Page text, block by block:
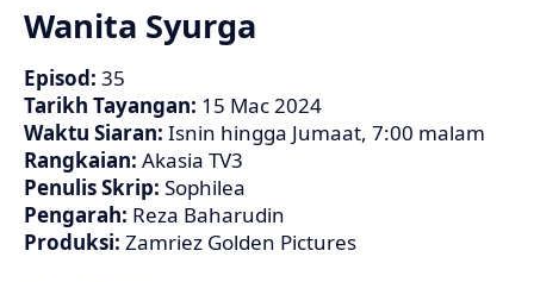
Wanita Syurga
Episod: 35
Tarikh Tayangan: 15 Mac 2024
Waktu Siaran: Isnin hingga Jumaat, 7:00 malam
Rangkaian: Akasia TV3
Penulis Skrip: Sophilea
Pengarah: Reza Baharudin
Produksi: Zamriez Golden Pictures